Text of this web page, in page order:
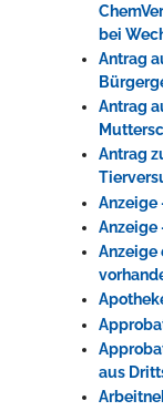
bei
Antrag
Antrag
Antrag
Anzeige
Anzeige
Anzeige
aus